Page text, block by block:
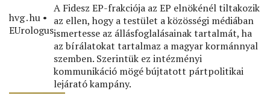
hvg․hu •
EUrologus
A Fidesz EP-frakciója az EP elnökénél tiltakozik
az ellen, hogy a testület a közösségi médiában
ismertesse az állásfoglalásainak tartalmát, ha
az bírálatokat tartalmaz a magyar kormánnyal
szemben. Szerintük ez intézményi
kommunikáció mögé bújtatott pártpolitikai
lejárató kampány.